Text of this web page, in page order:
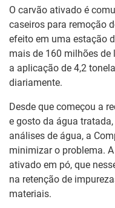
O carvão ativado é
caseiros para remoção
efeito em uma estação
mais de 160 milhões de
a aplicação de 4,2
diariamente.
Desde que começou a
e gosto da água
análises de água, a
minimizar o problema.
ativado em pó, que
na retenção de
materiais.